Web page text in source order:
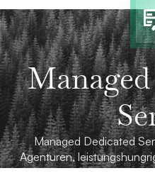
Managed Dedicated
Agenturen,